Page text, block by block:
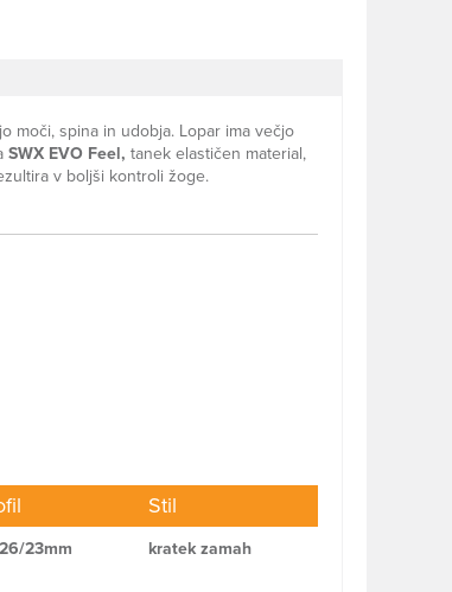
moči, spina in udobja. Lopar ima večjo
SWX EVO Feel, tanek elastičen material,
v boljši kontroli žoge.
Stil
23mm kratek zamah